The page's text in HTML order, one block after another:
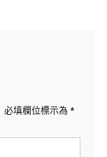
必填欄位標示為 *